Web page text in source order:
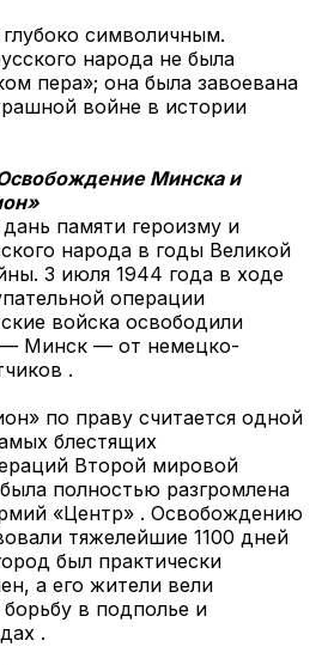
символичным.
народа не была
пера»; она была завоевана
войне в истории
Минска и
памяти героизму и
народа в годы Великой
3 июля 1944 года в ходе
операции
войска освободили
— Минск — от немецко-
.
по праву считается одной
блестящих
Второй мировой
полностью разгромлена
«Центр» . Освобождению
тяжелейшие 1100 дней
был практически
а его жители вели
в подполье и
.